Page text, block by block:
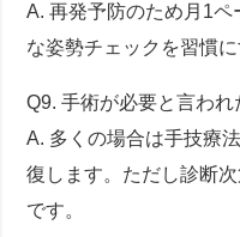
A. 再発予防のため月1
な姿勢チェックを習慣
Q9. 手術が必要と言われ
A. 多くの場合は手技療
復します。ただし診断
です。